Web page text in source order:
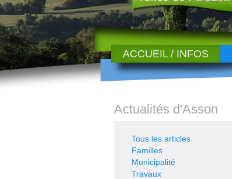
ACCUEIL / INFOS
Actualités d'Asson
Tous les articles
Familles
Municipalité
Travaux